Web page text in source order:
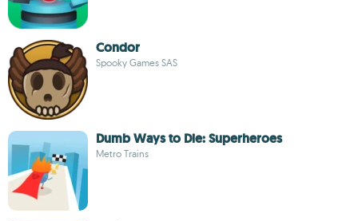
Condor
Spooky Games SAS
Dumb Ways to Die: Superheroes
Metro Trains